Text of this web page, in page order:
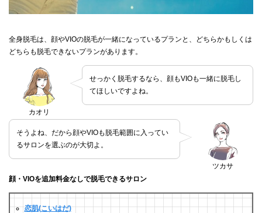
全身脱毛は、顔やVIOの脱毛が一緒になっているプランと、どちらかもしくは
どちらも脱毛できないプランがあります。
カオリ
せっかく脱毛するなら、顔もVIOも一緒に脱毛し
てほしいですよね。
ツカサ
そうよね、だから顔やVIOも脱毛範囲に入ってい
るサロンを選ぶのが大切よ。
顔・VIOを追加料金なしで脱毛できるサロン
恋肌(こいはだ)